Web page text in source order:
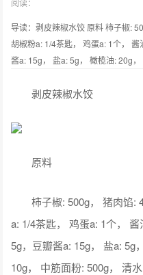
导读：剥皮辣椒水饺 原料 柿子椒:
胡椒粉a: 1/4茶匙， 鸡蛋a: 1个，
酱a: 15g， 盐a: 5g， 橄榄油: 20g，
剥皮辣椒水饺
原料
柿子椒: 500g， 猪肉馅:
a: 1/4茶匙， 鸡蛋a: 1个，
5g，豆瓣酱a: 15g， 盐a: 5g
10g， 中筋面粉: 500g， 清